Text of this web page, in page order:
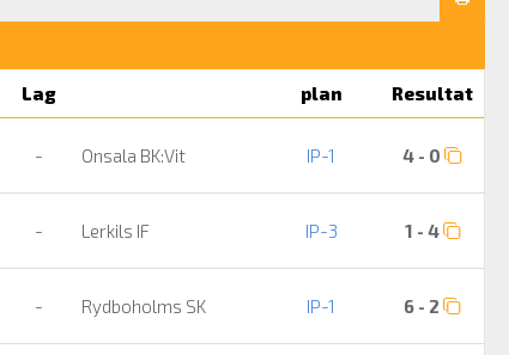
Lag plan Resultat
- Onsala BK:Vit IP-1 4 - 0
- Lerkils IF IP-3 1 - 4
- Rydboholms SK IP-1 6 - 2